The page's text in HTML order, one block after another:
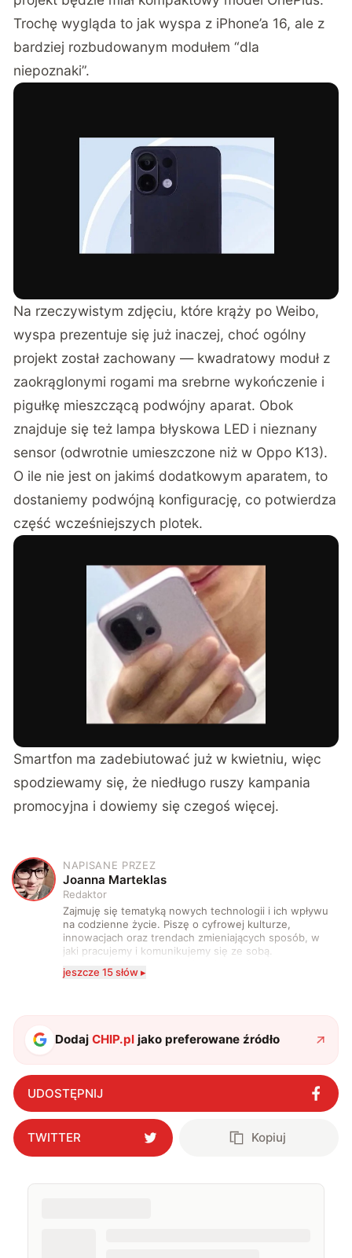
Trochę wygląda to jak wyspa z iPhone’a 16, ale z
bardziej rozbudowanym modułem “dla
niepoznaki”.
Na rzeczywistym zdjęciu, które krąży po Weibo,
wyspa prezentuje się już inaczej, choć ogólny
projekt został zachowany — kwadratowy moduł z
zaokrąglonymi rogami ma srebrne wykończenie i
pigułkę mieszczącą podwójny aparat. Obok
znajduje się też lampa błyskowa LED i nieznany
sensor (odwrotnie umieszczone niż w Oppo K13).
O ile nie jest on jakimś dodatkowym aparatem, to
dostaniemy podwójną konfigurację, co potwierdza
część wcześniejszych plotek.
Smartfon ma zadebiutować już w kwietniu, więc
spodziewamy się, że niedługo ruszy kampania
promocyjna i dowiemy się czegoś więcej.
J
NAPISANE PRZEZ
Joanna Marteklas
Redaktor
Zajmuję się tematyką nowych technologii i ich wpływu
na codzienne życie. Piszę o cyfrowej kulturze,
innowacjach oraz trendach zmieniających sposób, w
jaki pracujemy i komunikujemy się ze sobą.
technologii a współczesną popkulturą. W wolnych
jeszcze 15 słów ▸
DodajCHIP.pl jako preferowane źródło
UDOSTĘPNIJ
TWITTER Kopiuj